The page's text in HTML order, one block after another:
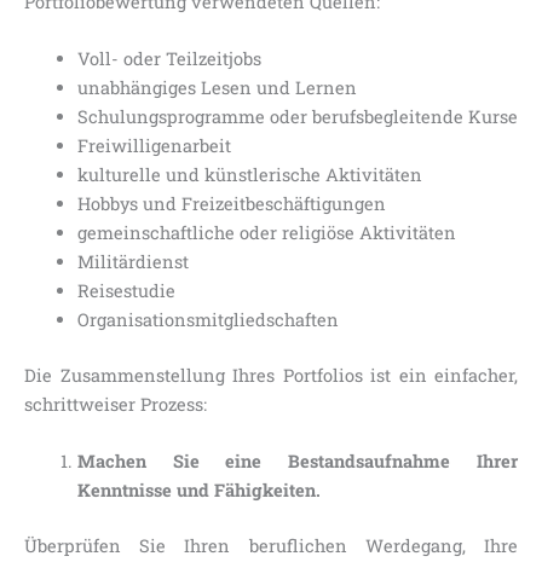
Voll- oder Teilzeitjobs
unabhängiges Lesen und Lernen
Schulungsprogramme oder berufsbegleitende Kurse
Freiwilligenarbeit
kulturelle und künstlerische Aktivitäten
Hobbys und Freizeitbeschäftigungen
gemeinschaftliche oder religiöse Aktivitäten
Militärdienst
Reisestudie
Organisationsmitgliedschaften
Die Zusammenstellung Ihres Portfolios ist ein einfacher,
schrittweiser Prozess:
Machen Sie eine Bestandsaufnahme Ihrer
Kenntnisse und Fähigkeiten.
Überprüfen Sie Ihren beruflichen Werdegang, Ihre